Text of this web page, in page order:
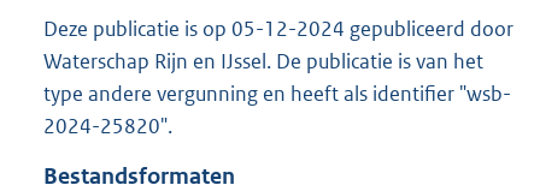
s
g
r
o
Deze publicatie is op 05-12-2024 gepubliceerd door
Waterschap Rijn en IJssel. De publicatie is van het
type andere vergunning en heeft als identifier "wsb-
2024-25820".
Bestandsformaten